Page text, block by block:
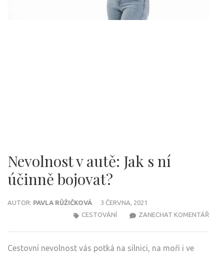
Nevolnost v autě: Jak s ní
účinně bojovat?
AUTOR: PAVLA RŮŽIČKOVÁ
3 ČERVNA, 2021
ZANECHAT KOMENTÁŘNA
CESTOVÁNÍ
Cestovní nevolnost vás potká na silnici, na moři i ve